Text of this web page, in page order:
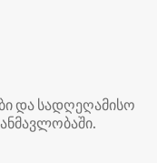
და სადღეღამისო